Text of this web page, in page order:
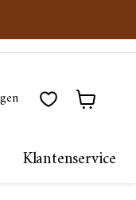
Klantenservice